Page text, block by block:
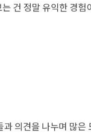
건 정말 유익한 경험
의견을 나누며 많은